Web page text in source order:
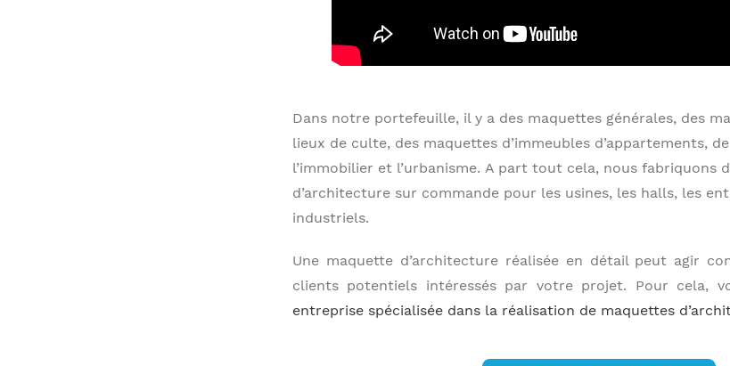
Dans notre portefeuille, il y a des maquettes générales, des
lieux de culte, des maquettes d’immeubles d’appartements,
l’immobilier et l’urbanisme. A part tout cela, nous fabriquons
d’architecture sur commande pour les usines, les halls, les
industriels.
Une maquette d’architecture réalisée en détail peut agir
clients potentiels intéressés par votre projet. Pour cela,
entreprise spécialisée dans la réalisation de maquettes